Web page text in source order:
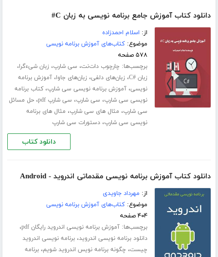
دانلود کتاب آموزش جامع برنامه نویسی به زبان C#
از: اسلام احمدزاده
موضوع:کتاب‌های آموزش برنامه نویسی
۵۷۸ صفحه
برچسب‌ها: چارچوب دات‌نت، سی شارپ، زبان شیءگرا،
زبان #C ، زبان‌های دلفی، زبان‌های جاوا،آموزش برنامه
نویسی،آموزش برنامه نویسی سی شارپ،کتاب برنامه
نویسی سی شارپ، سی شارپ، سی شارپ pdf ،حل مسائل
سی شارپ، مثال های سی شارپ، مثال های برنامه
نویسی سی شارپ،دستورات سی شارپ
دانلود کتاب
دانلود کتاب آموزش برنامه نویسی مقدماتی اندروید - Android
از: مهرداد جاویدی
موضوع:کتاب‌های آموزش برنامه نویسی
۴۰۴ صفحه
برچسب‌ها:آموزش برنامه نویسی اندروید رایگان pdf ،
دانلود برنامه نویسی اندروید،برنامه نویسی اندروید
چیست، چگونه برنامه نویس اندروید شویم،برنامه